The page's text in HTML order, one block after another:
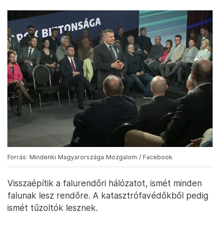
Forrás: Mindenki Magyarországa Mozgalom / Facebook
Visszaépítik a falurendőri hálózatot, ismét minden
falunak lesz rendőre. A katasztrófavédőkből pedig
ismét tűzoltók lesznek.